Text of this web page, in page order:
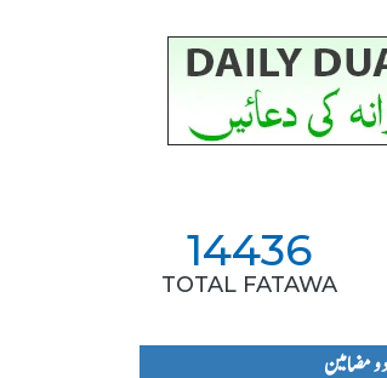
14436
TOTAL FATAWA
مضامین